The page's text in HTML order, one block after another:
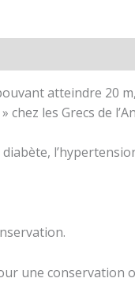
atteindre 20
chez les Grecs de
une conservation